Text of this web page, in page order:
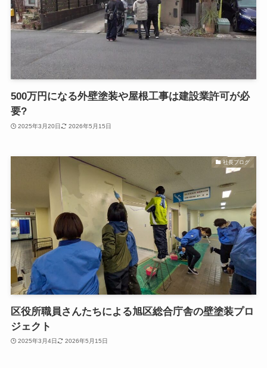
500万円になる外壁塗装や屋根工事は建設業許可が必
要?
2025年3月20日 2026年5月15日
社長ブログ
区役所職員さんたちによる旭区総合庁舎の壁塗装プロ
ジェクト
2025年3月4日 2026年5月15日